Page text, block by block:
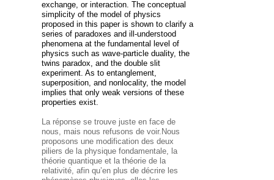
exchange, or interaction. The conceptual
simplicity of the model of physics
proposed in this paper is shown to clarify a
series of paradoxes and ill-understood
phenomena at the fundamental level of
physics such as wave-particle duality, the
twins paradox, and the double slit
experiment. As to entanglement,
superposition, and nonlocality, the model
implies that only weak versions of these
properties exist.
La réponse se trouve juste en face de
nous, mais nous refusons de voir.Nous
proposons une modification des deux
piliers de la physique fondamentale, la
théorie quantique et la théorie de la
relativité, afin qu’en plus de décrire les